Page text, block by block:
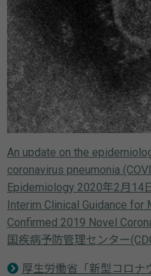
An update on the
coronavirus pneumonia
Epidemiology 2020年2月14
Interim Clinical Guidance
Confirmed 2019 Novel
国疾病予防管理センター
厚生労働省「新型コロナ